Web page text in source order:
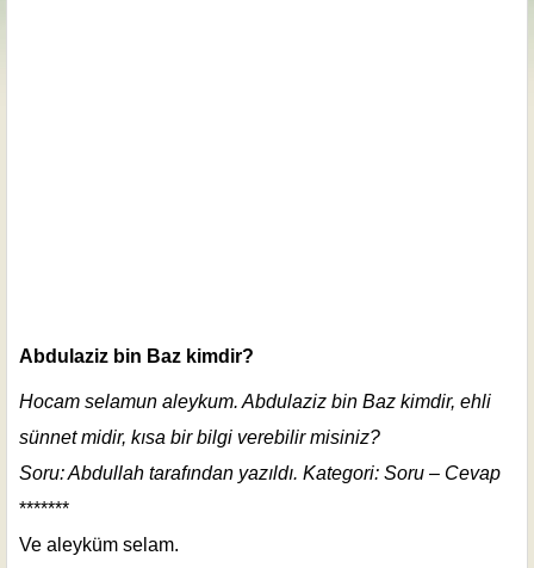
Abdulaziz bin Baz kimdir?
Hocam selamun aleykum. Abdulaziz bin Baz kimdir, ehli
sünnet midir, kısa bir bilgi verebilir misiniz?
Soru: Abdullah tarafından yazıldı. Kategori: Soru – Cevap
*******
Ve aleyküm selam.